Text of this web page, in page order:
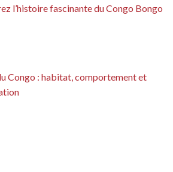
l’histoire fascinante du Congo Bongo
Congo : habitat, comportement et